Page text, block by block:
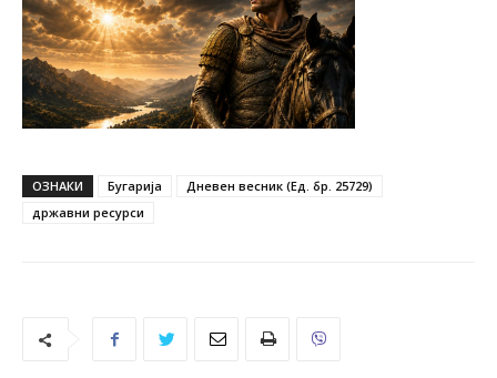
ОЗНАКИ Бугарија
Дневен весник (Ед. бр. 25729)
државни ресурси